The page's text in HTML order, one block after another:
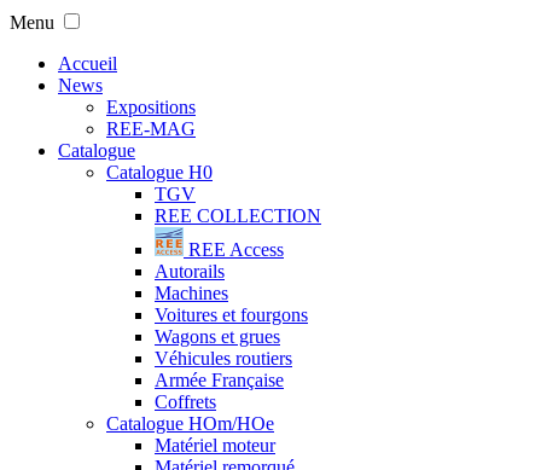
Menu
Accueil
News
Expositions
REE-MAG
Catalogue
Catalogue H0
TGV
REE COLLECTION
REE Access
Autorails
Machines
Voitures et fourgons
Wagons et grues
Véhicules routiers
Armée Française
Coffrets
Catalogue HOm/HOe
Matériel moteur